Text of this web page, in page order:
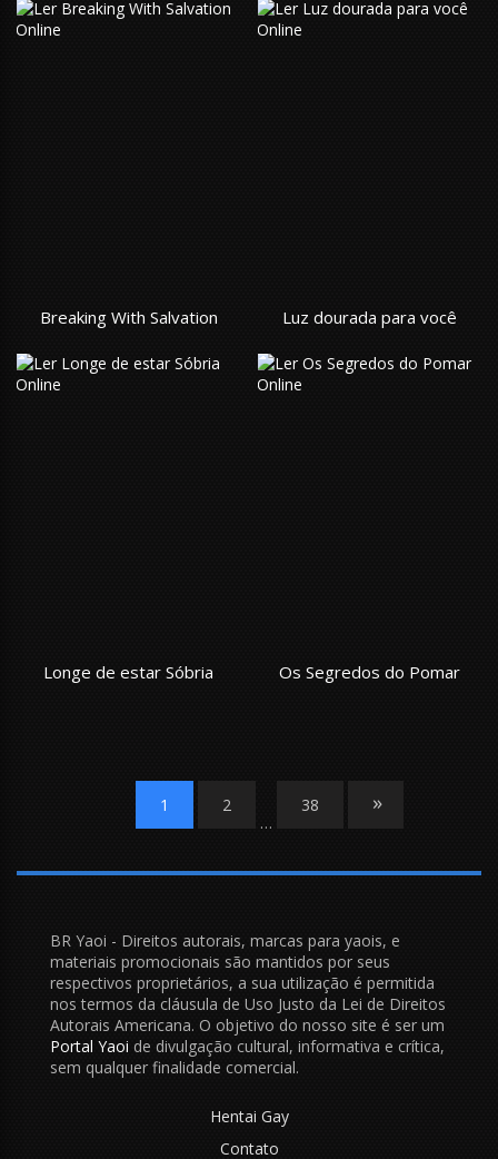
Breaking With Salvation Luz dourada para você
Longe de estar Sóbria Os Segredos do Pomar
1
2
…
38 »
BR Yaoi - Direitos autorais, marcas para yaois, e
materiais promocionais são mantidos por seus
respectivos proprietários, a sua utilização é permitida
nos termos da cláusula de Uso Justo da Lei de Direitos
Autorais Americana. O objetivo do nosso site é ser um
Portal Yaoi de divulgação cultural, informativa e crítica,
sem qualquer finalidade comercial.
Hentai Gay
Contato